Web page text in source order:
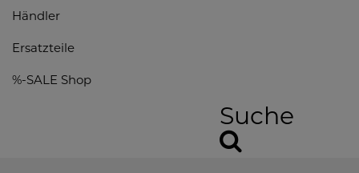
Händler
Ersatzteile
%-SALE Shop
Suche